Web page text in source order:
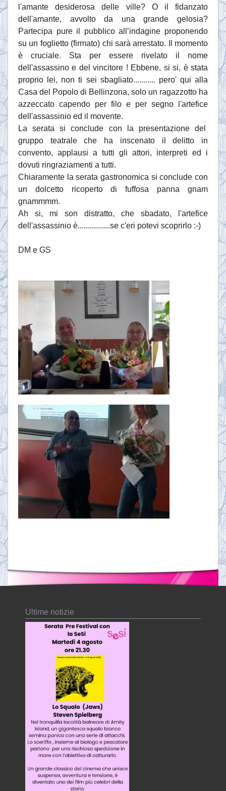
l'amante desiderosa delle ville? O il fidanzato
dell'amante, avvolto da una grande gelosia?
Partecipa pure il pubblico all’indagine proponendo
su un foglietto (firmato) chi sarà arrestato. Il momento
è cruciale. Sta per essere rivelato il nome
dell'assassino e del vincitore ! Ebbene, si si, è stata
proprio lei, non ti sei sbagliato........... pero' qui alla
Casa del Popolo di Bellinzona, solo un ragazzotto ha
azzeccato capendo per filo e per segno l'artefice
dell'assassinio ed il movente.
La serata si conclude con la presentazione del
gruppo teatrale che ha inscenato il delitto in
convento, applausi a tutti gli attori, interpreti ed i
dovuti ringraziamenti a tutti.
Chiaramente la serata gastronomica si conclude con
un dolcetto ricoperto di fuffosa panna gnam
gnammmm.
Ah si, mi son distratto, che sbadato, l'artefice
dell'assassinio è................se c'eri potevi scoprirlo :-)
DM e GS
Ultime notizie